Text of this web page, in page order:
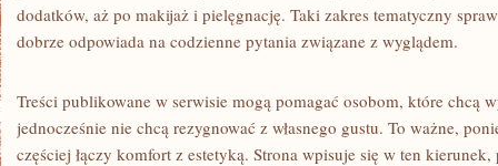
dodatków, aż po makijaż i pielęgnację. Taki zakres tematyczny
dobrze odpowiada na codzienne pytania związane z wyglądem.
Treści publikowane w serwisie mogą pomagać osobom, które chcą
jednocześnie nie chcą rezygnować z własnego gustu. To ważne,
częściej łączy komfort z estetyką. Strona wpisuje się w ten